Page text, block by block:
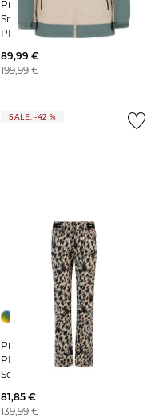
Protest | Damen Skijacke /
Snowboardjacke
PRTBACKUP
89,99 €
199,99 €
SALE: -42 %
Protest | Damen Skihose
PRTTUULI Slim Fit aus
Softshell
81,85 €
139,99 €